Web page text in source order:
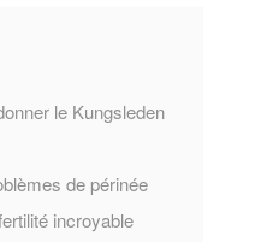
le Kungsleden
de périnée
incroyable